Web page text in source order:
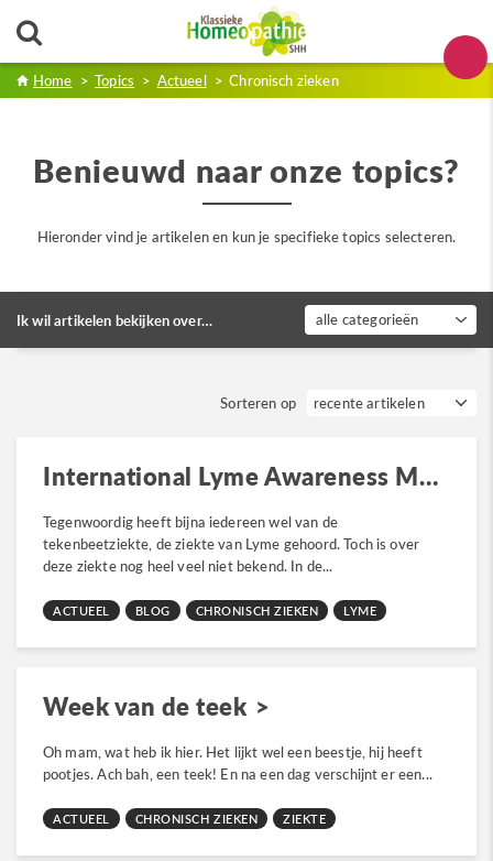
Home > Topics > Actueel > Chronisch zieken
Benieuwd naar onze topics?
Hieronder vind je artikelen en kun je specifieke topics selecteren.
Sorteren op
Ik wil artikelen bekijken over… alle categorieën
International Lyme Awareness Month
Tegenwoordig heeft bijna iedereen wel van de
tekenbeetziekte, de ziekte van Lyme gehoord. Toch is over
deze ziekte nog heel veel niet bekend. In de...
ACTUEEL BLOG CHRONISCH ZIEKEN LYME
Week van de teek
Oh mam, wat heb ik hier. Het lijkt wel een beestje, hij heeft
pootjes. Ach bah, een teek! En na een dag verschijnt er een...
ACTUEEL CHRONISCH ZIEKEN ZIEKTE